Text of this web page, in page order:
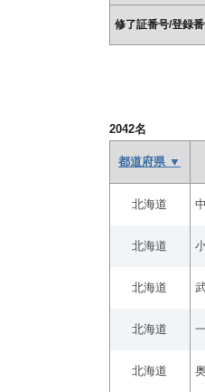
修了証番号/登録
2042名
都道府県 ▼
北海道
北海道
北海道
北海道
北海道